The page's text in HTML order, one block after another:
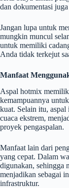
dan dokumentasi
Jangan lupa untuk
mungkin muncul
untuk memiliki
Anda tidak terkejut
Manfaat
Aspal hotmix
kemampuannya
kuat. Selain itu,
cuaca ekstrem,
proyek pengaspalan.
Manfaat lain dari
yang cepat. Dalam
digunakan, sehingga
menjadikan sebagai
infrastruktur.